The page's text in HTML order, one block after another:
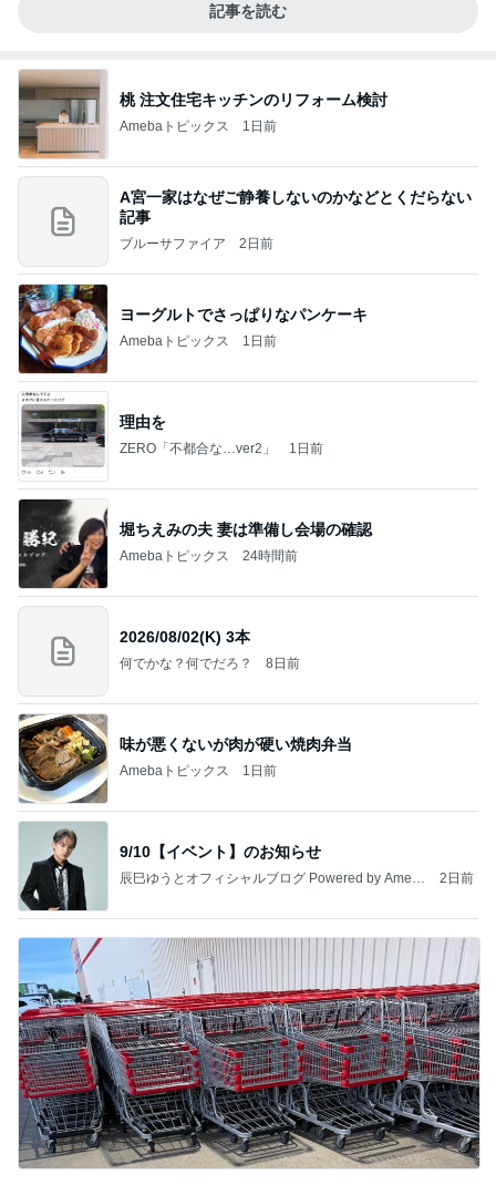
記事を読む
桃 注文住宅キッチンのリフォーム検討
Amebaトピックス 1日前
A宮一家はなぜご静養しないのかなどとくだらない
記事
ブルーサファイア 2日前
ヨーグルトでさっぱりなパンケーキ
Amebaトピックス 1日前
理由を
ZERO「不都合な…ver2」 1日前
堀ちえみの夫 妻は準備し会場の確認
Amebaトピックス 24時間前
2026/08/02(K) 3本
何でかな？何でだろ？ 8日前
味が悪くないが肉が硬い焼肉弁当
Amebaトピックス 1日前
9/10【イベント】のお知らせ
辰巳ゆうとオフィシャルブログ Powered by Ameb
2日前